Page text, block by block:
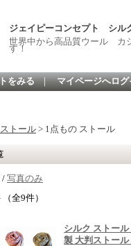
ジェイピーコンセプト シ
世界中から高品質ウール
す！
をみる ｜ マイページへログ
ストール > 1点もの ストール
/ 写真のみ
全9件）
シルク ストー
製 大判ストー